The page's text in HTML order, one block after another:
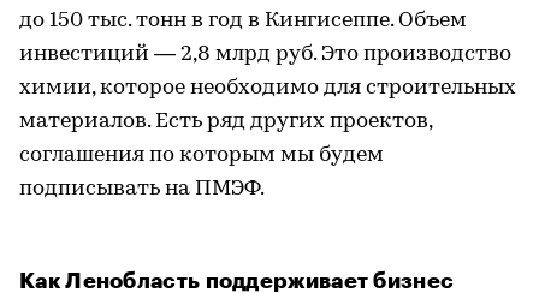
до 150 тыс. тонн в год в Кингисеппе. Объем
инвестиций — 2,8 млрд руб. Это производство
химии, которое необходимо для строительных
материалов. Есть ряд других проектов,
соглашения по которым мы будем
подписывать на ПМЭФ.
Как Ленобласть поддерживает бизнес